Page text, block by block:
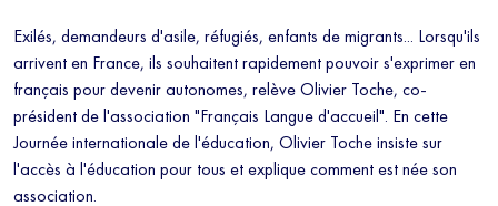
Exilés, demandeurs d'asile, réfugiés, enfants de migrants... Lorsqu'ils
arrivent en France, ils souhaitent rapidement pouvoir s'exprimer en
français pour devenir autonomes, relève Olivier Toche, co-
président de l'association "Français Langue d'accueil". En cette
Journée internationale de l'éducation, Olivier Toche insiste sur
l'accès à l'éducation pour tous et explique comment est née son
association.